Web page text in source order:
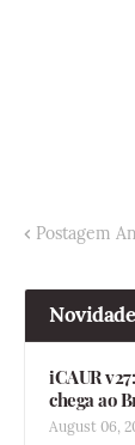
Postagem
iCAUR
chega ao
August 06,